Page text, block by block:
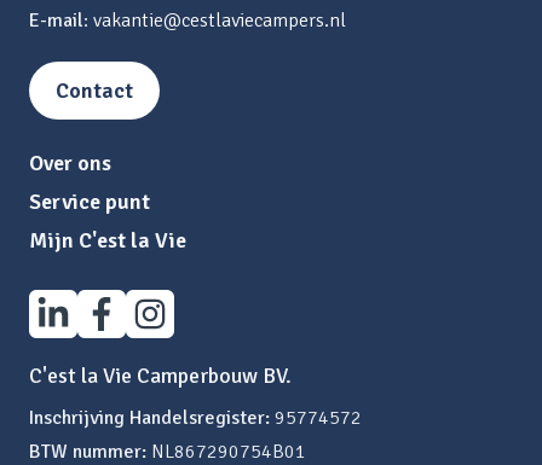
E-mail: vakantie@cestlaviecampers.nl
Contact
Over ons
Service punt
Mijn C'est la Vie
C'est la Vie Camperbouw BV.
Inschrijving Handelsregister: 95774572
BTW nummer: NL867290754B01